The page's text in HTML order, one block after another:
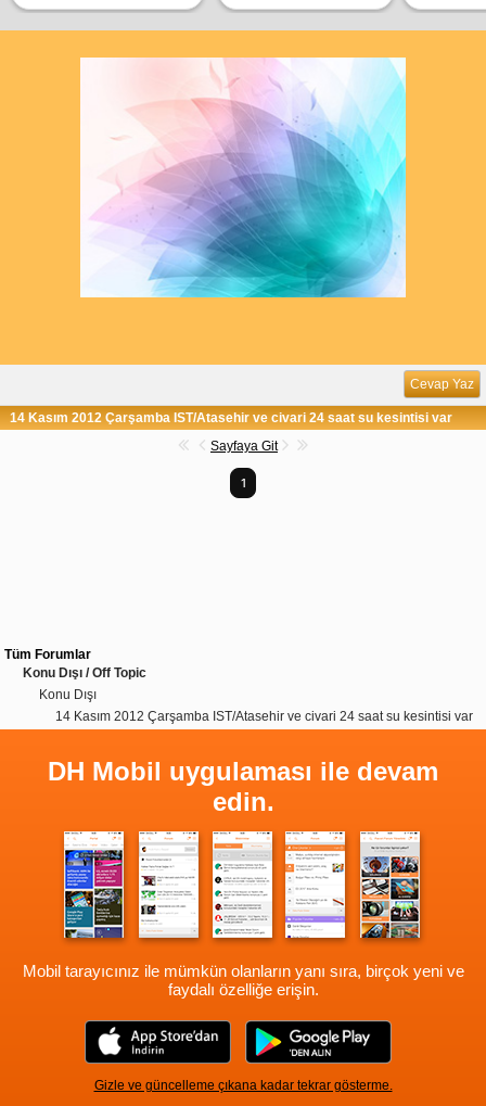
Cevap Yaz
14 Kasım 2012 Çarşamba IST/Atasehir ve civari 24 saat su kesintisi var
Sayfaya Git
1
Tüm Forumlar
Konu Dışı / Off Topic
Konu Dışı
14 Kasım 2012 Çarşamba IST/Atasehir ve civari 24 saat su kesintisi var
DH Mobil uygulaması ile devam
edin.
Mobil tarayıcınız ile mümkün olanların yanı sıra, birçok yeni ve
faydalı özelliğe erişin.
Gizle ve güncelleme çıkana kadar tekrar gösterme.